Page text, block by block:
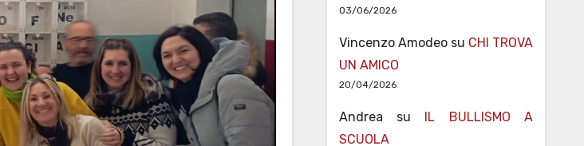
03/06/2026
Vincenzo Amodeosu CHI TROVA
UN AMICO
20/04/2026
Andrea su
IL BULLISMO A
SCUOLA